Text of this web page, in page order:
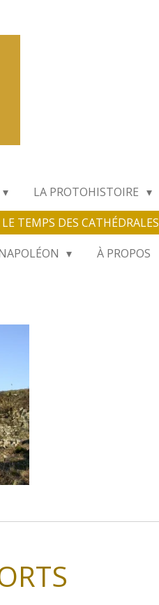
LA PROTOHISTOIRE
TEMPS DES CATHÉDRALES
À PROPOS